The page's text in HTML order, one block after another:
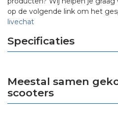
op de volgende link om het
livechat
Specificaties
Meestal samen
scooters